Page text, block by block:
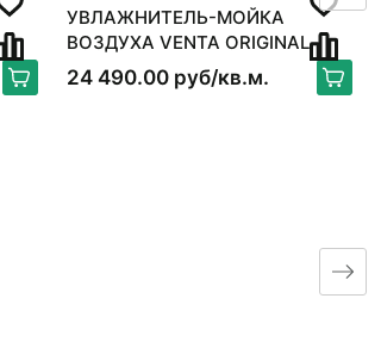
УВЛАЖНИТЕЛЬ-МОЙКА
ВОЗДУХА VENTA ORIGINAL
LW15, БЕЛЫЙ
24 490.00 руб/кв.м.